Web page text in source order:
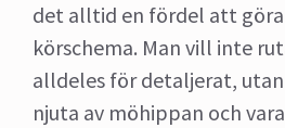
det alltid en fördel att
körschema. Man vill inte
alldeles för detaljerat,
njuta av möhippan och